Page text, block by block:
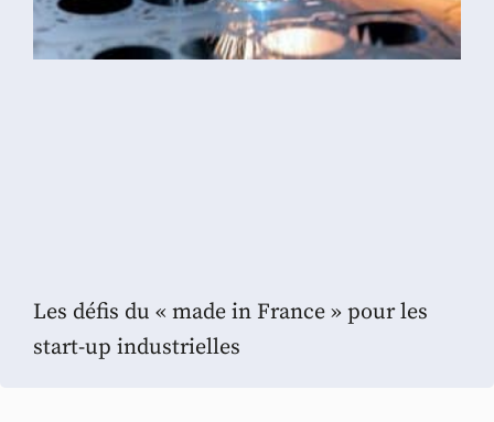
Les défis du « made in France » pour les
start-up industrielles